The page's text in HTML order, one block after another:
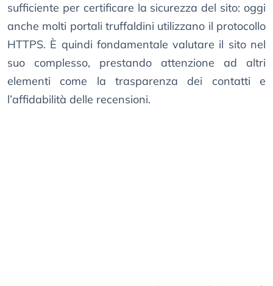
sufficiente per certificare la sicurezza del sito: oggi
anche molti portali truffaldini utilizzano il protocollo
HTTPS. È quindi fondamentale valutare il sito nel
suo complesso, prestando attenzione ad altri
elementi come la trasparenza dei contatti e
l’affidabilità delle recensioni.